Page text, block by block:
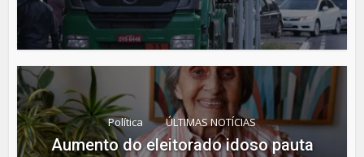
Política ÚLTIMAS NOTÍCIAS
Aumento do eleitorado idoso pauta